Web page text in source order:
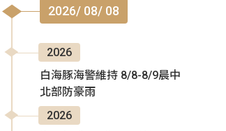
2026/ 08/ 08
2026
白海豚海警維持 8/8-8/9晨中
北部防豪雨
2026